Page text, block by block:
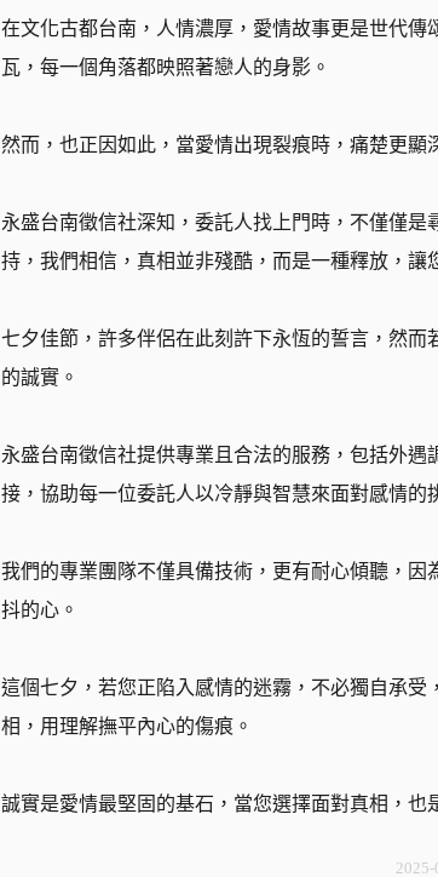
在文化古都台南，人情濃厚，愛情故事更是世代
瓦，每一個角落都映照著戀人的身影。
然而，也正因如此，當愛情出現裂痕時，痛楚更顯
永盛台南徵信社深知，委託人找上門時，不僅僅
持，我們相信，真相並非殘酷，而是一種釋放，讓
七夕佳節，許多伴侶在此刻許下永恆的誓言，然
的誠實。
永盛台南徵信社提供專業且合法的服務，包括外
接，協助每一位委託人以冷靜與智慧來面對感情的
我們的專業團隊不僅具備技術，更有耐心傾聽，
抖的心。
這個七夕，若您正陷入感情的迷霧，不必獨自承
相，用理解撫平內心的傷痕。
誠實是愛情最堅固的基石，當您選擇面對真相，也
2025-